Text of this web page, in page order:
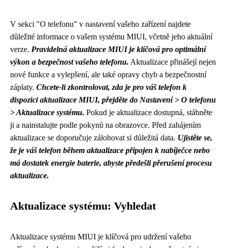
V sekci "O telefonu" v nastavení vašeho zařízení najdete
důležité informace o vašem systému MIUI, včetně jeho aktuální
verze. Pravidelná aktualizace MIUI je klíčová pro optimální
výkon a bezpečnost vašeho telefonu. Aktualizace přinášejí nejen
nové funkce a vylepšení, ale také opravy chyb a bezpečnostní
záplaty. Chcete-li zkontrolovat, zda je pro váš telefon k
dispozici aktualizace MIUI, přejděte do Nastavení > O telefonu
> Aktualizace systému. Pokud je aktualizace dostupná, stáhněte
ji a nainstalujte podle pokynů na obrazovce. Před zahájením
aktualizace se doporučuje zálohovat si důležitá data. Ujistěte se,
že je váš telefon během aktualizace připojen k nabíječce nebo
má dostatek energie baterie, abyste předešli přerušení procesu
aktualizace.
Aktualizace systému: Vyhledat
Aktualizace systému MIUI je klíčová pro udržení vašeho